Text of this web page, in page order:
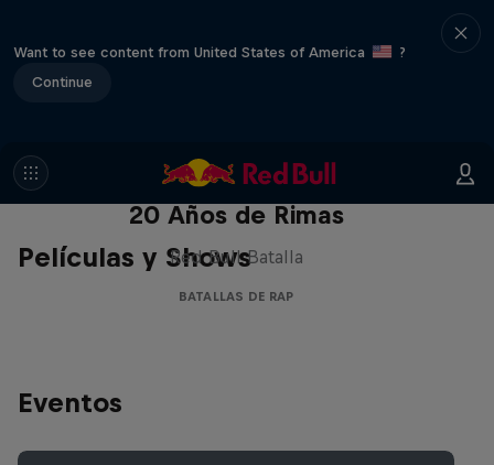
Want to see content from United States of America
?
Continue
Películas y Shows
Red Bull Batalla Nueva Historia:
20 Años de Rimas
Red Bull Batalla
BATALLAS DE RAP
Eventos